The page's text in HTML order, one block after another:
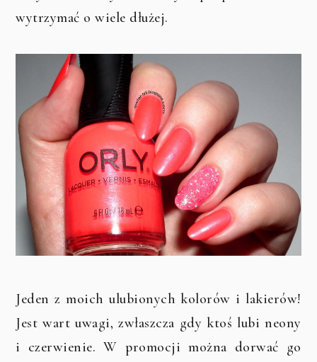
wytrzymać o wiele dłużej.
Jeden z moich ulubionych kolorów i lakierów!
Jest wart uwagi, zwłaszcza gdy ktoś lubi neony
i czerwienie. W promocji można dorwać go